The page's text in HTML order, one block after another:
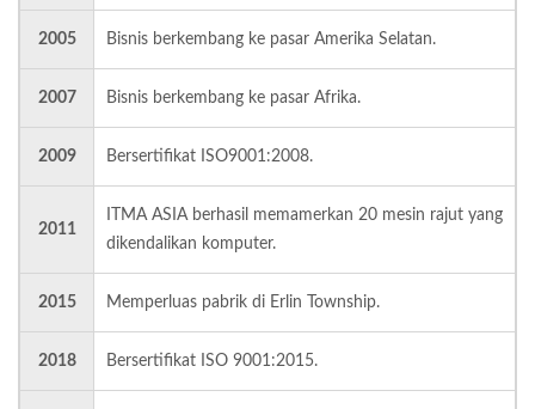
2005 Bisnis berkembang ke pasar Amerika Selatan.
2007 Bisnis berkembang ke pasar Afrika.
2009 Bersertifikat ISO9001:2008.
2011
ITMA ASIA berhasil memamerkan 20 mesin rajut yang
dikendalikan komputer.
2015 Memperluas pabrik di Erlin Township.
2018 Bersertifikat ISO 9001:2015.